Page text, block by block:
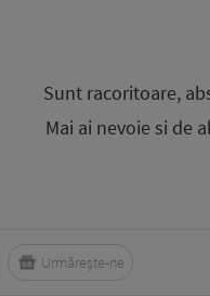
Sunt racoritoare,
Mai ai nevoie si de
Urmărește-ne